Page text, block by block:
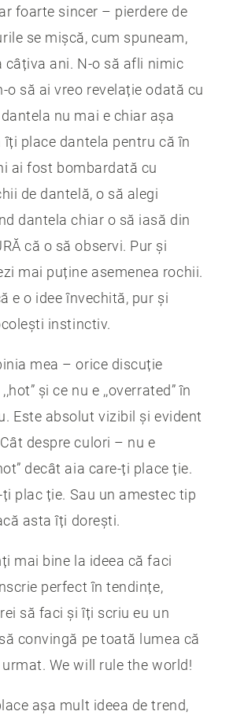
foarte sincer – pierdere de
se mișcă, cum spuneam,
câțiva ani. N-o să afli nimic
o să ai vreo revelație odată cu
nu mai e chiar așa
place dantela pentru că în
ai fost bombardată cu
de dantelă, o să alegi
dantela chiar o să iasă din
că o să observi. Pur și
mai puține asemenea rochii.
e o idee învechită, pur și
instinctiv.
mea – orice discuție
și ce nu e ,,overrated” în
Este absolut vizibil și evident
despre culori – nu e
decât aia care-ți place ție.
plac ție. Sau un amestec tip
asta îți dorești.
mai bine la ideea că faci
perfect în tendințe,
să faci și îți scriu eu un
convingă pe toată lumea că
We will rule the world!
așa mult ideea de trend,